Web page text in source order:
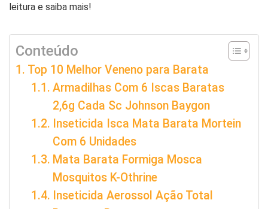
leitura e saiba mais!
Conteúdo
Top 10 Melhor Veneno para Barata
Armadilhas Com 6 Iscas Baratas
2,6g Cada Sc Johnson Baygon
Inseticida Isca Mata Barata Mortein
Com 6 Unidades
Mata Barata Formiga Mosca
Mosquitos K-Othrine
Inseticida Aerossol Ação Total